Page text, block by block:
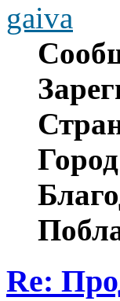
gaiva
Re: